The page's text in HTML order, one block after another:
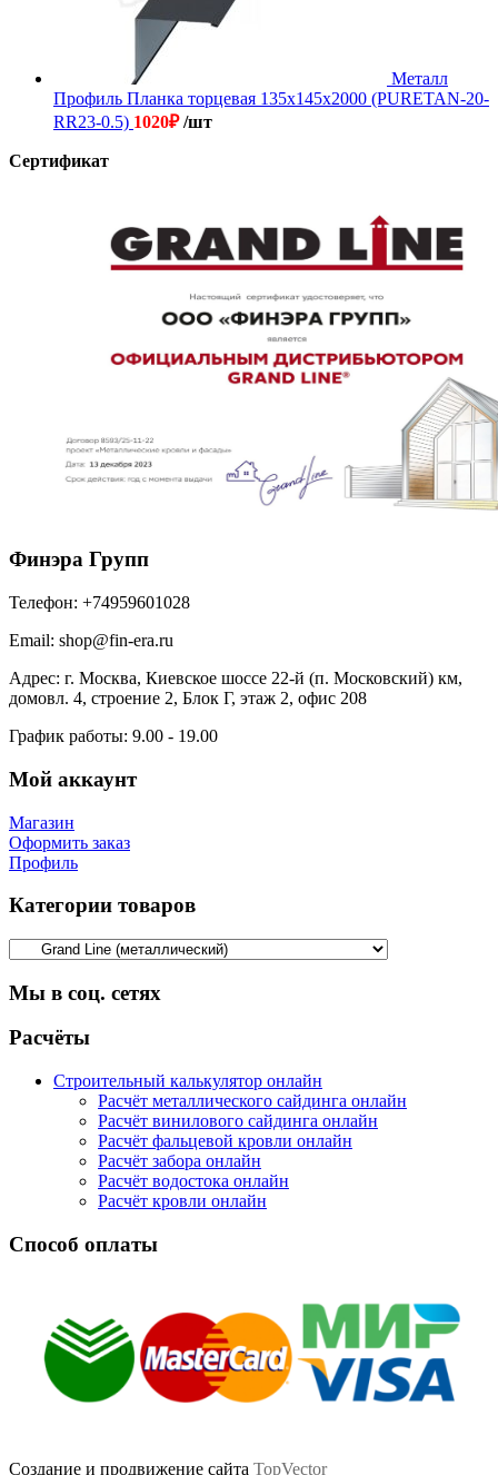
Металл
Профиль Планка торцевая 135х145х2000 (PURETAN-20-
RR23-0.5) 1020₽/шт
Сертификат
Финэра Групп
Телефон: +74959601028
Email: shop@fin-era.ru
Адрес: г. Москва, Киевское шоссе 22-й (п. Московский) км,
домовл. 4, строение 2, Блок Г, этаж 2, офис 208
График работы: 9.00 - 19.00
Мой аккаунт
Магазин
Оформить заказ
Профиль
Категории товаров
Мы в соц. сетях
Facebook
Twitter
Google
Instagram
Расчёты
Строительный калькулятор онлайн
Расчёт металлического сайдинга онлайн
Расчёт винилового сайдинга онлайн
Расчёт фальцевой кровли онлайн
Расчёт забора онлайн
Расчёт водостока онлайн
Расчёт кровли онлайн
Способ оплаты
Создание и продвижение сайта TopVector